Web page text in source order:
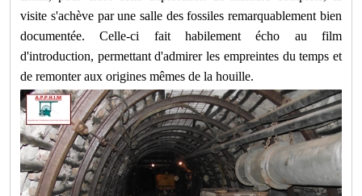
visite s'achève par une salle des fossiles remarquablement bien
documentée. Celle-ci fait habilement écho au film
d'introduction, permettant d'admirer les empreintes du temps et
de remonter aux origines mêmes de la houille.